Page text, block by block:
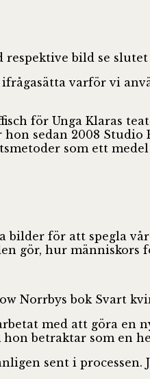
respektive bild se
varför vi
för Unga Klaras
sedan 2008
som ett
bilder för att spegla
gör, hur
Norrbys bok Svart
med att göra
betraktar som en
sent i